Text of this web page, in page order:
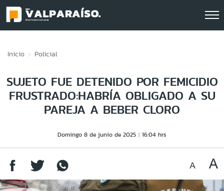
Inicio Policial
SUJETO FUE DETENIDO POR FEMICIDIO
FRUSTRADO:HABRÍA OBLIGADO A SU
PAREJA A BEBER CLORO
Domingo 8 de junio de 2025 16:04 hrs